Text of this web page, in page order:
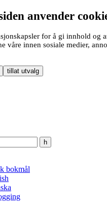
anvender
for å gi innhold og
våre innen sosiale medier,
tillat utvalg
bokmål